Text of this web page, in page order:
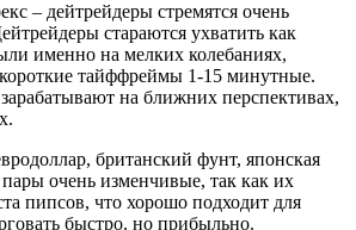
– дейтрейдеры стремятся очень
стараются ухватить как
именно на мелких колебаниях,
короткие тайффреймы 1-15 минутные.
на ближних перспективах,
британский фунт, японская
очень изменчивые, так как их
пипсов, что хорошо подходит для
быстро, но прибыльно.